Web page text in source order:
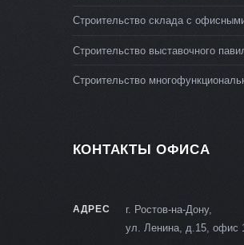
Строительство склада с
Строительство выставочного
Строительство
КОНТАКТЫ ОФИСА
АДРЕС
г. Ростов-на-Дону,
ул. Ленина, д.15, офис